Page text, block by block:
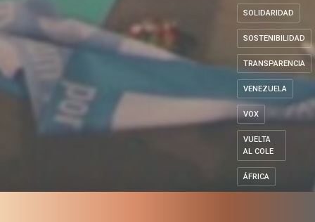
SOLIDARIDAD
SOSTENIBILIDAD
TRANSPARENCIA
VENEZUELA
VOX
VUELTA
AL COLE
ÁFRICA